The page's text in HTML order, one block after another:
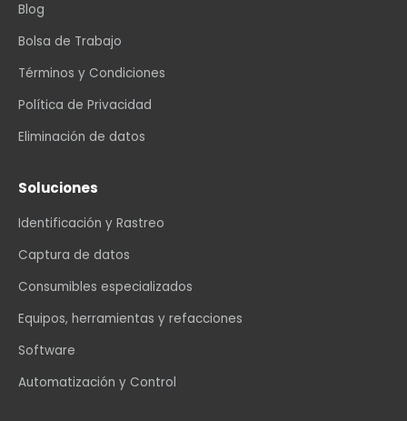
Blog
Bolsa de Trabajo
Términos y Condiciones
Política de Privacidad
Eliminación de datos
Soluciones
Identificación y Rastreo
Captura de datos
Consumibles especializados
Equipos, herramientas y refacciones
Software
Automatización y Control